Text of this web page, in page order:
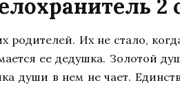
2
родителей. Их не стало,
ее дедушка. Золотой
души в нем не чает.